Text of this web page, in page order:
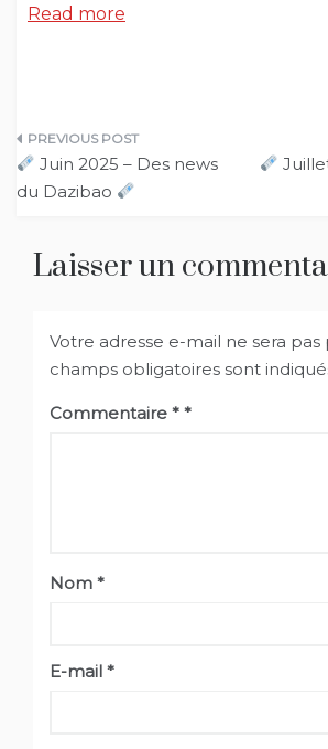
Read more
Navigation
de
Juin 2025 – Des news
du Dazibao
Laisser un
Votre adresse e-mail ne sera pas
champs obligatoires sont
Commentaire *
Nom *
E-mail *